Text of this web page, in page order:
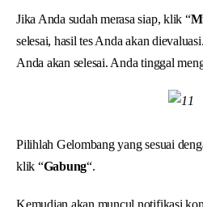
Jika Anda sudah merasa siap, klik “
selesai, hasil tes Anda akan
Anda akan selesai. Anda tinggal
Pilihlah Gelombang yang sesuai
klik “Gabung“.
Kemudian akan muncul notifikasi